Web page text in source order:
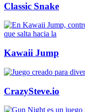
Classic Snake
Kawaii Jump
CrazySteve.io